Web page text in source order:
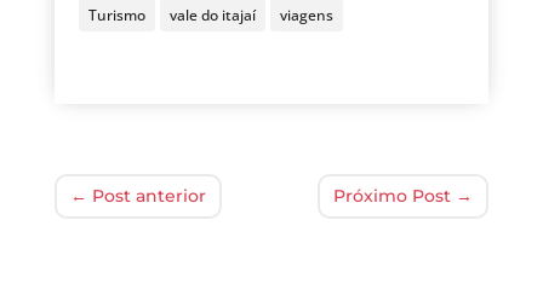
Turismo
vale do itajaí viagens
← Post anterior Próximo Post →